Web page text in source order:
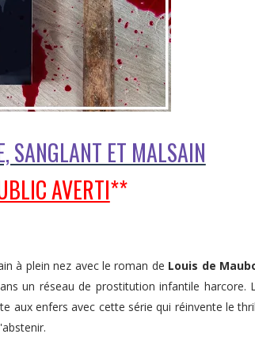
SANGLANT ET MALSAIN
AVERTI**
à plein nez avec le roman de Louis de
un réseau de prostitution infantile harcore.
aux enfers avec cette série qui réinvente le